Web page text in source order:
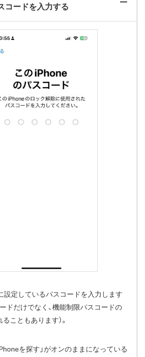
コードを入力する
設定しているパスコードを入力します
ドだけでなく、機能制限パスコードの
こともあります）。
を探す」がオンのままになっている